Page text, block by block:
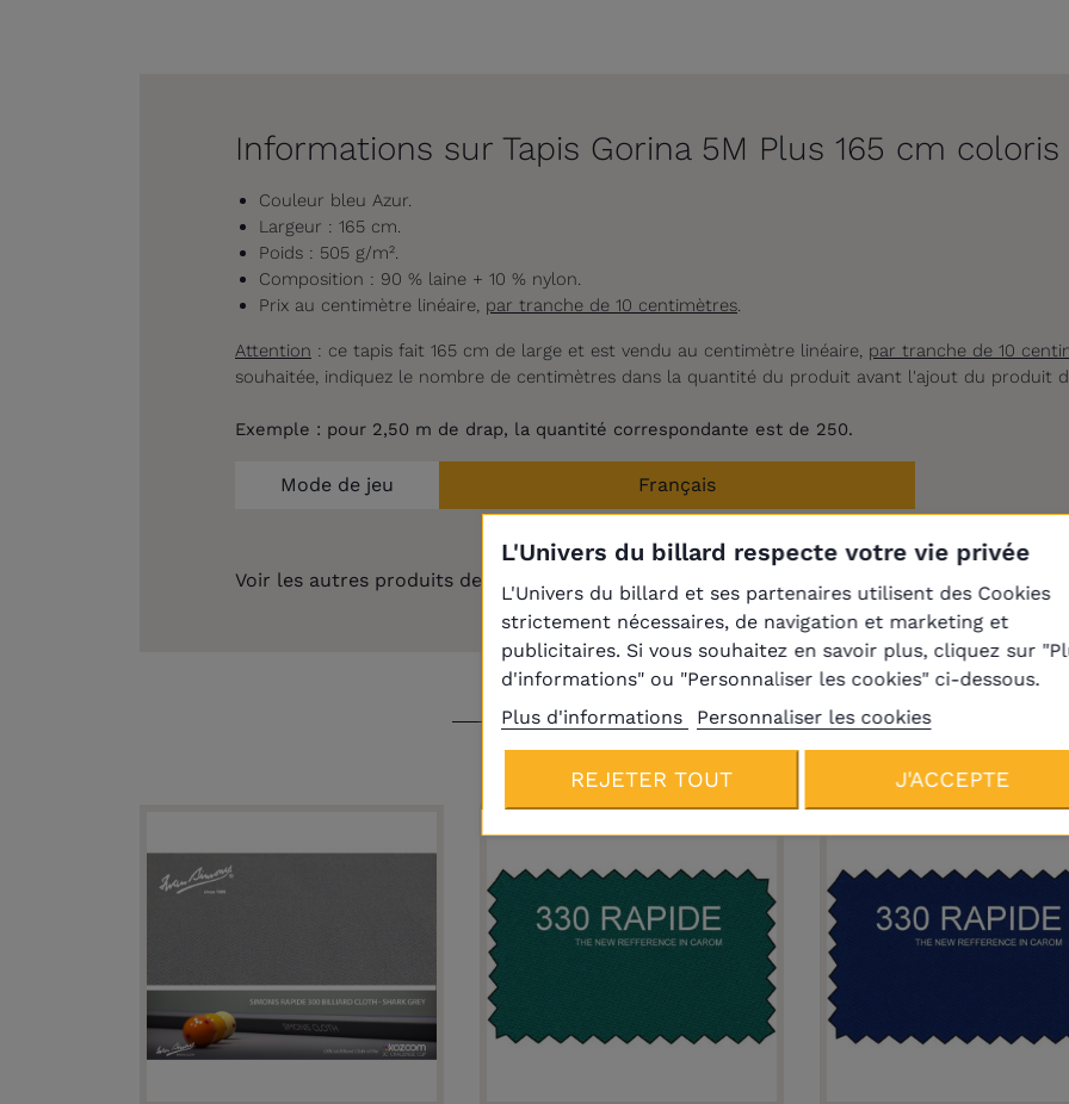
Informations sur Tapis Gorina 5M Plus 165 cm
Couleur bleu Azur.
Largeur : 165 cm.
Poids : 505 g/m².
Composition : 90 % laine + 10 % nylon.
Prix au centimètre linéaire, par tranche de 10 centimètres.
Attention : ce tapis fait 165 cm de large et est vendu au centimètre linéaire, par tranche de 10
souhaitée, indiquez le nombre de centimètres dans la quantité du produit avant l'ajout du produit
Exemple : pour 2,50 m de drap, la quantité correspondante est de 250.
Mode de jeu Français
Voir les autres produits de la marque UDB
Produits de la même catégorie
L'Univers du billard respecte votre vie privée
L'Univers du billard et ses partenaires utilisent des Cookies
strictement nécessaires, de navigation et marketing et
publicitaires. Si vous souhaitez en savoir plus, cliquez sur
d'informations" ou "Personnaliser les cookies" ci-dessous.
Plus d'informations
Personnaliser les cookies
REJETER TOUT J'ACCEPTE